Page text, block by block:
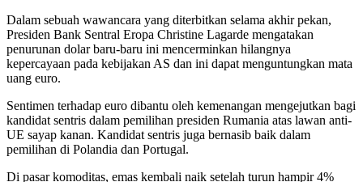
Dalam sebuah wawancara yang diterbitkan selama akhir pekan,
Presiden Bank Sentral Eropa Christine Lagarde mengatakan
penurunan dolar baru-baru ini mencerminkan hilangnya
kepercayaan pada kebijakan AS dan ini dapat menguntungkan mata
uang euro.
Sentimen terhadap euro dibantu oleh kemenangan mengejutkan bagi
kandidat sentris dalam pemilihan presiden Rumania atas lawan anti-
UE sayap kanan. Kandidat sentris juga bernasib baik dalam
pemilihan di Polandia dan Portugal.
Di pasar komoditas, emas kembali naik setelah turun hampir 4%